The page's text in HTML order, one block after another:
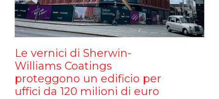
Le vernici di Sherwin-
Williams Coatings
proteggono un edificio per
uffici da 120 milioni di euro